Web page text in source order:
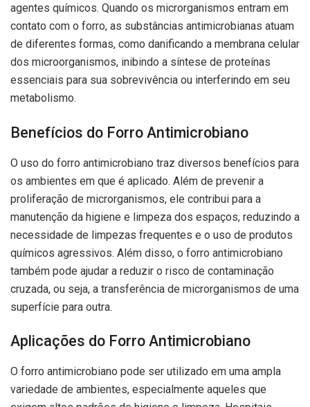
agentes químicos. Quando os microrganismos entram em
contato com o forro, as substâncias antimicrobianas atuam
de diferentes formas, como danificando a membrana celular
dos microorganismos, inibindo a síntese de proteínas
essenciais para sua sobrevivência ou interferindo em seu
metabolismo.
Benefícios do Forro Antimicrobiano
O uso do forro antimicrobiano traz diversos benefícios para
os ambientes em que é aplicado. Além de prevenir a
proliferação de microrganismos, ele contribui para a
manutenção da higiene e limpeza dos espaços, reduzindo a
necessidade de limpezas frequentes e o uso de produtos
químicos agressivos. Além disso, o forro antimicrobiano
também pode ajudar a reduzir o risco de contaminação
cruzada, ou seja, a transferência de microrganismos de uma
superfície para outra.
Aplicações do Forro Antimicrobiano
O forro antimicrobiano pode ser utilizado em uma ampla
variedade de ambientes, especialmente aqueles que